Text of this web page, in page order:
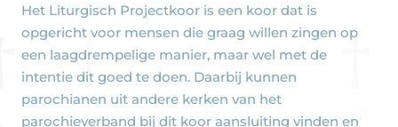
Het Liturgisch Projectkoor is een koor dat is
opgericht voor mensen die graag willen zingen op
een laagdrempelige manier, maar wel met de
intentie dit goed te doen. Daarbij kunnen
parochianen uit andere kerken van het
parochieverband bij dit koor aansluiting vinden en